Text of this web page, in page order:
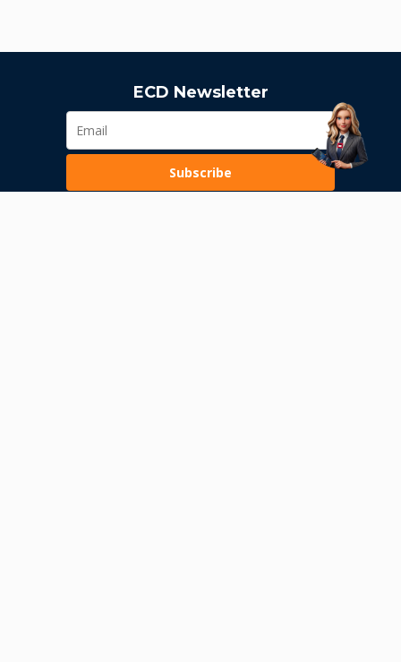
ECD Newsletter
Subscribe